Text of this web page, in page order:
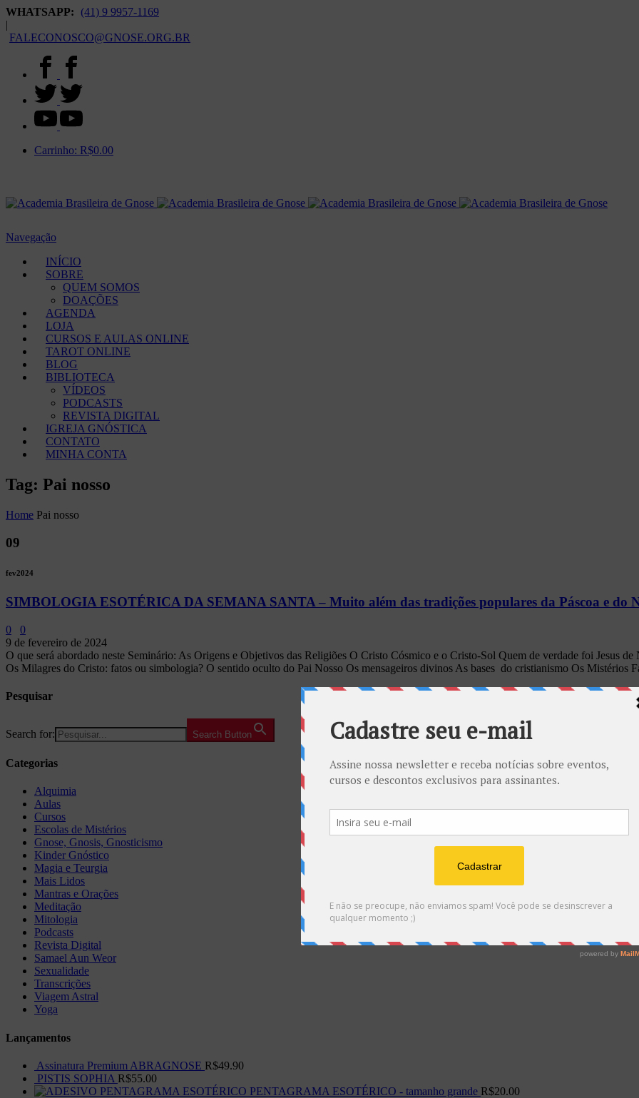
WHATSAPP:
(41) 9 9957-1169
|
FALECONOSCO@GNOSE.ORG.BR
Carrinho: R$0.00
Navegação
INÍCIO
SOBRE
QUEM SOMOS
DOAÇÕES
AGENDA
LOJA
CURSOS E AULAS ONLINE
TAROT ONLINE
BLOG
BIBLIOTECA
VÍDEOS
PODCASTS
REVISTA DIGITAL
IGREJA GNÓSTICA
CONTATO
MINHA CONTA
Tag: Pai nosso
Home Pai nosso
09
fev2024
SIMBOLOGIA ESOTÉRICA DA SEMANA SANTA – Muito além das tradições populares da Páscoa e do
0
0
9 de fevereiro de 2024
O que será abordado neste Seminário: As Origens e Objetivos das Religiões O Cristo Cósmico e o Cristo-Sol Quem de verdade foi Jesus
Os Milagres do Cristo: fatos ou simbologia? O sentido oculto do Pai Nosso Os mensageiros divinos As bases do cristianismo Os Mistérios
Pesquisar
Search for: Search Button
Categorias
Alquimia
Aulas
Cursos
Escolas de Mistérios
Gnose, Gnosis, Gnosticismo
Kinder Gnóstico
Magia e Teurgia
Mais Lidos
Mantras e Orações
Meditação
Mitologia
Podcasts
Revista Digital
Samael Aun Weor
Sexualidade
Transcrições
Viagem Astral
Yoga
Lançamentos
Assinatura Premium ABRAGNOSE R$49.90
PISTIS SOPHIA R$55.00
PENTAGRAMA ESOTÉRICO - tamanho grande R$20.00